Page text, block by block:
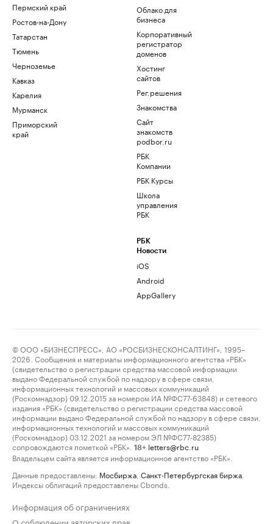
Пермский край
Ростов-на-Дону
Татарстан
Тюмень
Черноземье
Кавказ
Карелия
Мурманск
Приморский
край
Облако для
бизнеса
Корпоративный
регистратор
доменов
Хостинг
сайтов
Рег.решения
Знакомства
Сайт
знакомств
podbor.ru
РБК
Компании
РБК Курсы
Школа
управления
РБК
РБК
Новости
iOS
Android
AppGallery
© ООО «БИЗНЕСПРЕСС», АО «РОСБИЗНЕСКОНСАЛТИНГ», 1995–
2026. Сообщения и материалы информационного агентства «РБК»
(свидетельство о регистрации средства массовой информации
выдано Федеральной службой по надзору в сфере связи,
информационных технологий и массовых коммуникаций
(Роскомнадзор) 09.12.2015 за номером ИА №ФС77-63848) и сетевого
издания «РБК» (свидетельство о регистрации средства массовой
информации выдано Федеральной службой по надзору в сфере связи,
информационных технологий и массовых коммуникаций
(Роскомнадзор) 03.12.2021 за номером ЭЛ №ФС77-82385)
сопровождаются пометкой «РБК».
18+ letters@rbc.ru
Владельцем сайта является информационное агентство «РБК».
Данные предоставлены: Мосбиржа Санкт-Петербургская биржа
Индексы облигаций предоставлены Cbonds.
Информация об ограничениях
О соблюдении авторских прав